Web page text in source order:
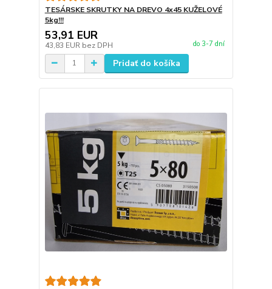
TESÁRSKE SKRUTKY NA DREVO 4x45 KUŽELOVÉ
5kg!!!
53,91 EUR
43,83 EUR bez DPH do 3-7 dní
Pridať do košíka